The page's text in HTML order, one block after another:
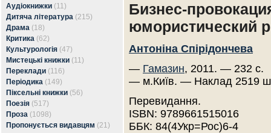
Аудіокнижки (11)
Дитяча література (215)
Драма (18)
Критика (62)
Культурологія (47)
Мистецькі книжки (11)
Переклади (116)
Періодика (149)
Піксельні книжки (56)
Поезія (517)
Проза (1098)
Пропонується видавцям (21)
Бизнес-
юмористический
Антоніна Спірідончева
— Гамазин, 2011. — 232 с.
— м.Київ. — Наклад 2519
Перевидання.
ISBN: 9789661515016
ББК: 84(4Укр=Рос)6-4